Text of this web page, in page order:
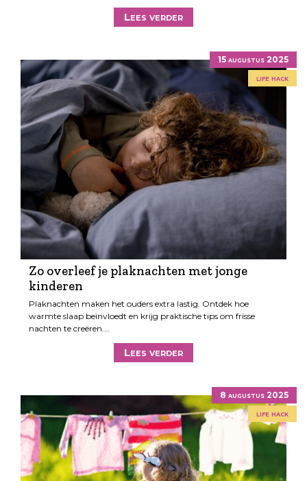
Lees verder
15 augustus 2025
life hack
Zo overleef je plaknachten met jonge
kinderen
Plaknachten maken het ouders extra lastig. Ontdek hoe
warmte slaap beïnvloedt en krijg praktische tips om frisse
nachten te creëren.…
Lees verder
8 augustus 2025
life hack